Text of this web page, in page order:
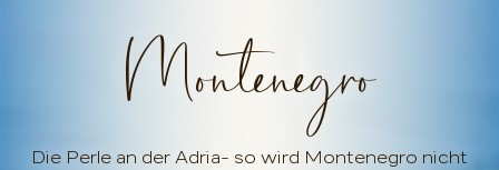
Montenegro
Die Perle an der Adria- so wird Montenegro nicht